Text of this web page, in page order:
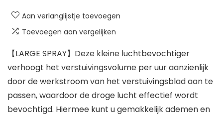
Aan verlanglijstje toevoegen
Toevoegen aan vergelijken
【LARGE SPRAY】Deze kleine luchtbevochtiger
verhoogt het verstuivingsvolume per uur aanzienlijk
door de werkstroom van het verstuivingsblad aan te
passen, waardoor de droge lucht effectief wordt
bevochtigd. Hiermee kunt u gemakkelijk ademen en